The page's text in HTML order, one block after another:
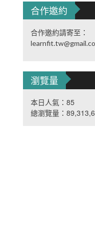
合作邀約
合作邀約請寄至：
瀏覽量
本日人氣：85
總瀏覽量：